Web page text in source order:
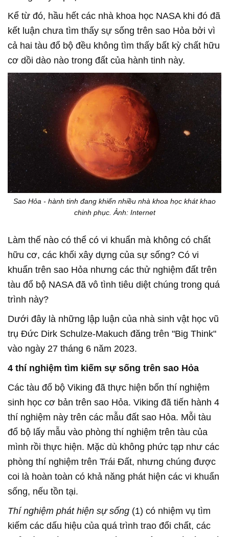
Kể từ đó, hầu hết các nhà khoa học NASA khi đó đã
kết luận chưa tìm thấy sự sống trên sao Hỏa bởi vì
cả hai tàu đổ bộ đều không tìm thấy bất kỳ chất hữu
cơ dồi dào nào trong đất của hành tinh này.
Sao Hỏa - hành tinh đang khiến nhiều nhà khoa học khát khao
chinh phục. Ảnh: Internet
Làm thế nào có thể có vi khuẩn mà không có chất
hữu cơ, các khối xây dựng của sự sống? Có vi
khuẩn trên sao Hỏa nhưng các thử nghiệm đất trên
tàu đổ bộ NASA đã vô tình tiêu diệt chúng trong quá
trình này?
Dưới đây là những lập luận của nhà sinh vật học vũ
trụ Đức Dirk Schulze-Makuch đăng trên "Big Think"
vào ngày 27 tháng 6 năm 2023.
4 thí nghiệm tìm kiếm sự sống trên sao Hỏa
Các tàu đổ bộ Viking đã thực hiện bốn thí nghiệm
sinh học cơ bản trên sao Hỏa. Viking đã tiến hành 4
thí nghiệm này trên các mẫu đất sao Hỏa. Mỗi tàu
đổ bộ lấy mẫu vào phòng thí nghiệm trên tàu của
mình rồi thực hiện. Mặc dù không phức tạp như các
phòng thí nghiệm trên Trái Đất, nhưng chúng được
coi là hoàn toàn có khả năng phát hiện các vi khuẩn
sống, nếu tồn tại.
Thí nghiệm phát hiện sự sống (1) có nhiệm vụ tìm
kiếm các dấu hiệu của quá trình trao đổi chất, các